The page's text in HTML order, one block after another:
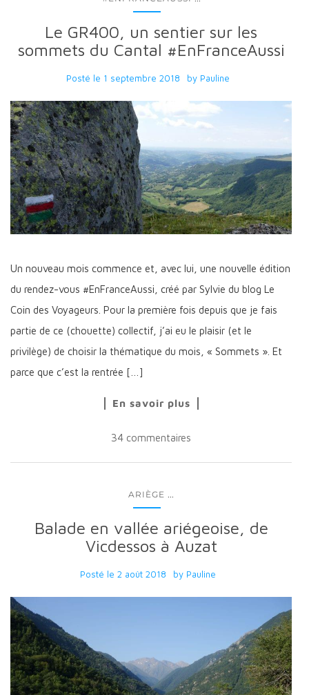
Le GR400, un sentier sur les
sommets du Cantal #EnFranceAussi
Posté le 1 septembre 2018 by Pauline
Un nouveau mois commence et, avec lui, une nouvelle édition
du rendez-vous #EnFranceAussi, créé par Sylvie du blog Le
Coin des Voyageurs. Pour la première fois depuis que je fais
partie de ce (chouette) collectif, j’ai eu le plaisir (et le
privilège) de choisir la thématique du mois, « Sommets ». Et
parce que c’est la rentrée […]
En savoir plus
34 commentaires
ARIÈGE
Balade en vallée ariégeoise, de
Vicdessos à Auzat
Posté le 2 août 2018 by Pauline